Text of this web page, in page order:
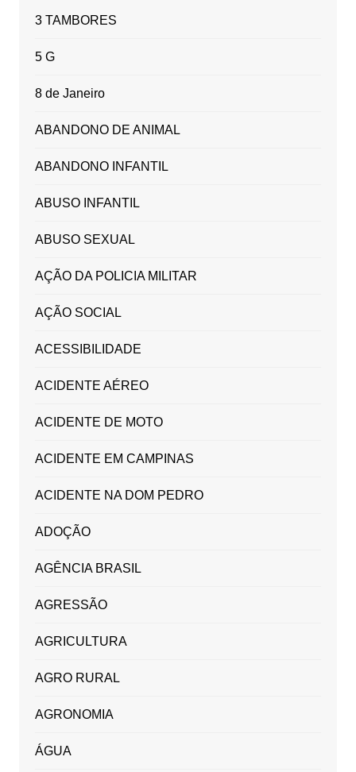
3 TAMBORES
5 G
8 de Janeiro
ABANDONO DE ANIMAL
ABANDONO INFANTIL
ABUSO INFANTIL
ABUSO SEXUAL
AÇÃO DA POLICIA MILITAR
AÇÃO SOCIAL
ACESSIBILIDADE
ACIDENTE AÉREO
ACIDENTE DE MOTO
ACIDENTE EM CAMPINAS
ACIDENTE NA DOM PEDRO
ADOÇÃO
AGÊNCIA BRASIL
AGRESSÃO
AGRICULTURA
AGRO RURAL
AGRONOMIA
ÁGUA